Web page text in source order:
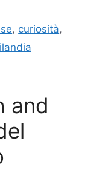
, curiosità,
and